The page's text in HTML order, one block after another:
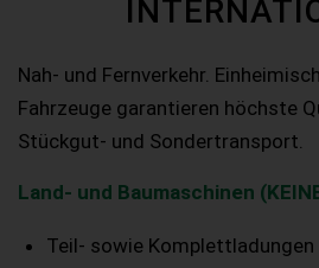
Nah- und Fernverkehr.
Fahrzeuge garantieren höchste
Stückgut- und Sondertransport.
Land- und Baumaschinen
Teil- sowie Komplettladungen